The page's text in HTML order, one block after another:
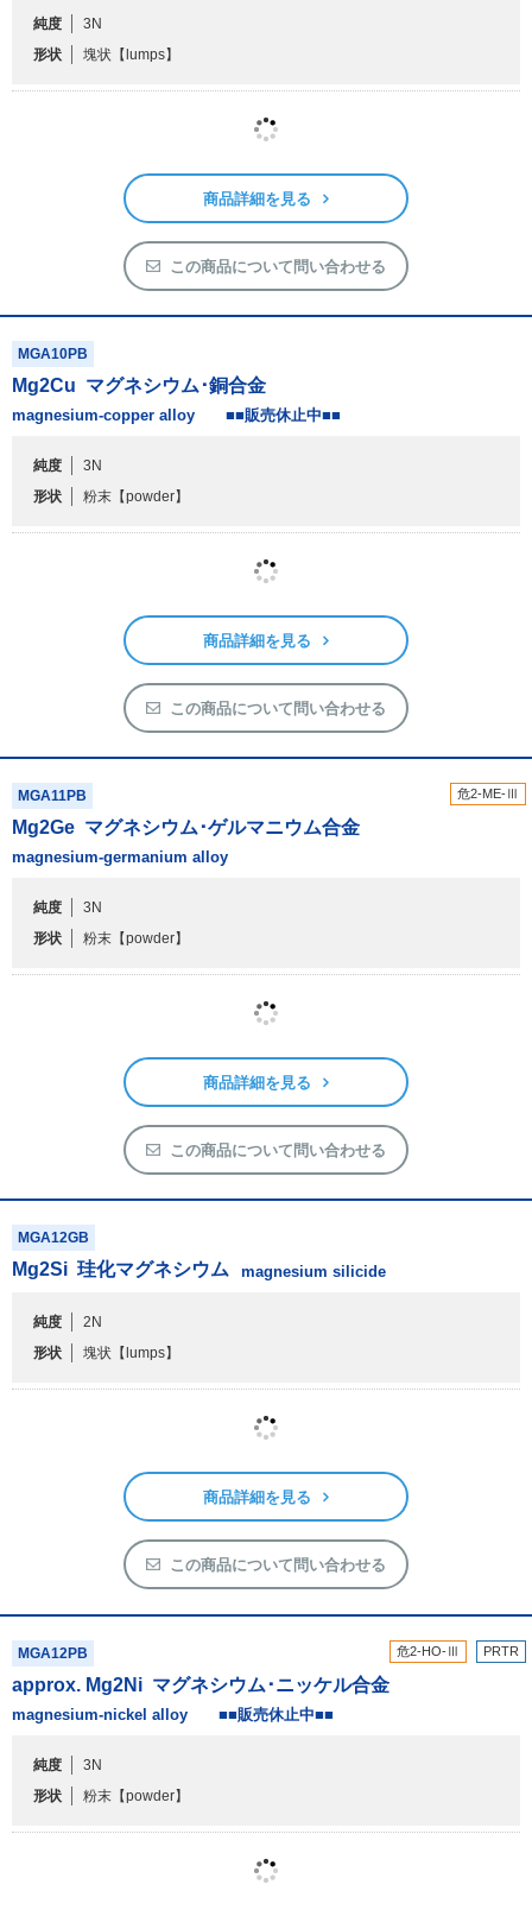
商品詳細を見る
この商品について問い合わせる
Mg2Cu マグネシウム･銅合金
magnesium-copper alloy ■■販売休止中■■
純度
3N
形状
【powder】
商品詳細を見る
この商品について問い合わせる
Mg2Ge マグネシウム･ゲルマニウム合金
magnesium-germanium alloy
純度
3N
形状
粉末
商品詳細を見る
この商品について問い合わせる
Mg2Si 珪化マグネシウム magnesium silicide
純度
2N
商品詳細を見る
この商品について問い合わせる
危2-HO-Ⅲ
approx. Mg2Ni マグネシウム･ニッケル合金
magnesium-nickel alloy ■■販売休止中■■
純度
3N
形状
【powder】
商品詳細を見る